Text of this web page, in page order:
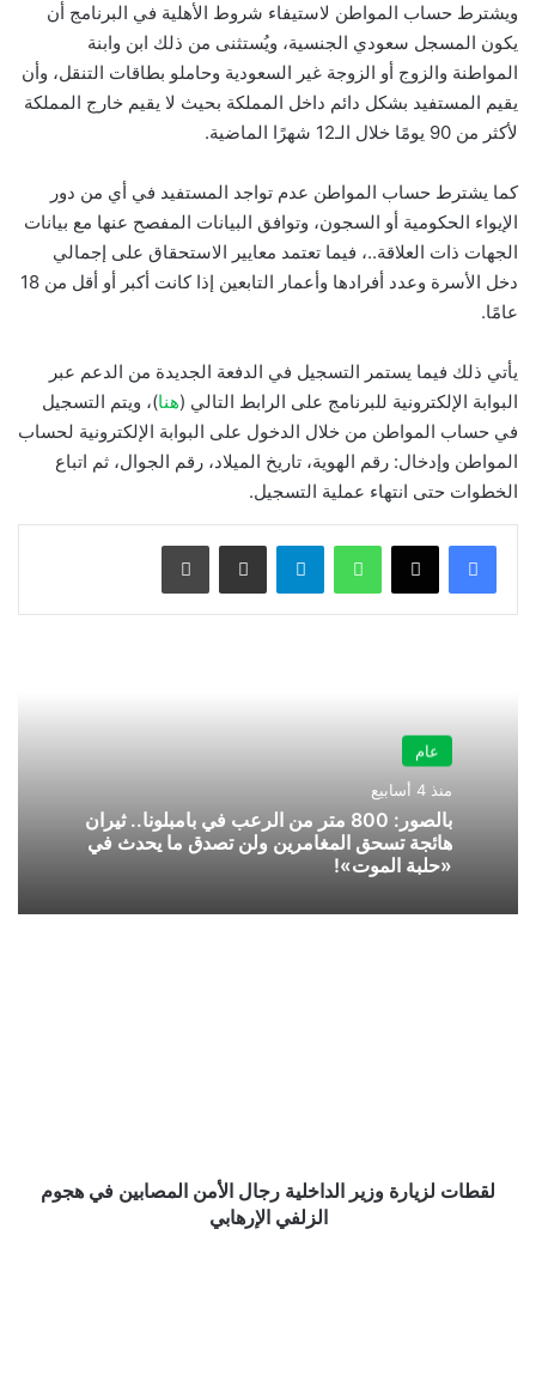
ويشترط حساب المواطن لاستيفاء شروط الأهلية في البرنامج أن
يكون المسجل سعودي الجنسية، ويُستثنى من ذلك ابن وابنة
المواطنة والزوج أو الزوجة غير السعودية وحاملو بطاقات التنقل، وأن
يقيم المستفيد بشكل دائم داخل المملكة بحيث لا يقيم خارج المملكة
لأكثر من 90 يومًا خلال الـ12 شهرًا الماضية.
كما يشترط حساب المواطن عدم تواجد المستفيد في أي من دور
الإيواء الحكومية أو السجون، وتوافق البيانات المفصح عنها مع بيانات
الجهات ذات العلاقة..، فيما تعتمد معايير الاستحقاق على إجمالي
دخل الأسرة وعدد أفرادها وأعمار التابعين إذا كانت أكبر أو أقل من 18
عامًا.
يأتي ذلك فيما يستمر التسجيل في الدفعة الجديدة من الدعم عبر
البوابة الإلكترونية للبرنامج على الرابط التالي (هنا)، ويتم التسجيل
في حساب المواطن من خلال الدخول على البوابة الإلكترونية لحساب
المواطن وإدخال: رقم الهوية، تاريخ الميلاد، رقم الجوال، ثم اتباع
الخطوات حتى انتهاء عملية التسجيل.
واتساب تيلقرام مشاركة عبر البريد طباعة
عام
منذ 4 أسابيع
بالصور: 800 متر من الرعب في بامبلونا.. ثيران
هائجة تسحق المغامرين ولن تصدق ما يحدث في
«حلبة الموت»!
الزلفيلقطات لزيارة وزير الداخلية رجال الأمن المصابين في هجوم
الزلفي الإرهابي